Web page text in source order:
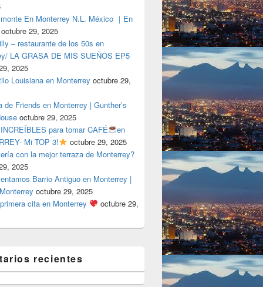
En Monterrey N.L. México ｜En
octubre 29, 2025
– restaurante de los 50s en
LA GRASA DE MIS SUEÑOS EP5
2025
Louisiana en Monterrey octubre 29,
de Friends en Monterrey | Gunther’s
octubre 29, 2025
para tomar CAFÉ
en
Mi TOP 3!
octubre 29, 2025
con la mejor terraza de Monterrey?
2025
Barrio Antiguo en Monterrey |
octubre 29, 2025
cita en Monterrey
octubre 29,
recientes